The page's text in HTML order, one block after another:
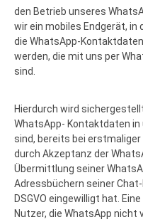
den Betrieb unseres
wir ein mobiles Endgerät,
die WhatsApp-
werden, die mit uns per
sind.
Hierdurch wird
WhatsApp- Kontaktdaten
sind, bereits bei
durch Akzeptanz der
Übermittlung seiner
Adressbüchern seiner
DSGVO eingewilligt hat.
Nutzer, die WhatsApp